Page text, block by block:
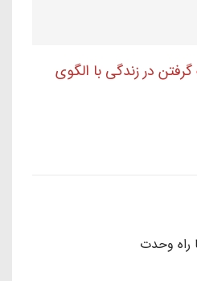
رنگ گرفتن در زندگی با الگوی
راه وحدت